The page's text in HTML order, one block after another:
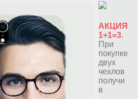
АКЦИЯ
1+1=3.
При
покупке
двух
чехлов
получи
в